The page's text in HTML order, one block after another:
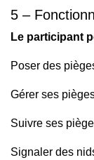
5 –
Le participant
Poser des
Gérer ses
Suivre ses
Signaler des